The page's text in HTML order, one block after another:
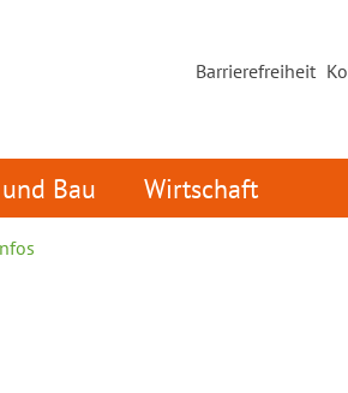
Barrierefreiheit
Bau Wirtschaft